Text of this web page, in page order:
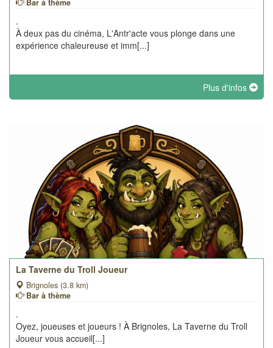
Bar à thème
.
À deux pas du cinéma, L'Antr'acte vous plonge dans une
expérience chaleureuse et imm[...]
Plus d'infos
La Taverne du Troll Joueur
Brignoles (3.8 km)
Bar à thème
.
Oyez, joueuses et joueurs ! À Brignoles, La Taverne du Troll
Joueur vous accueil[...]